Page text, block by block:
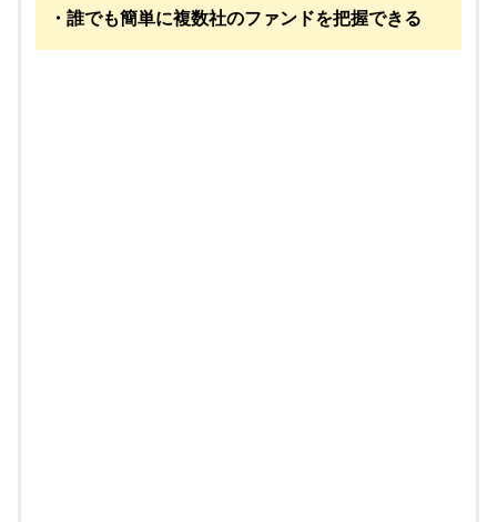
・誰でも簡単に複数社のファンドを把握できる